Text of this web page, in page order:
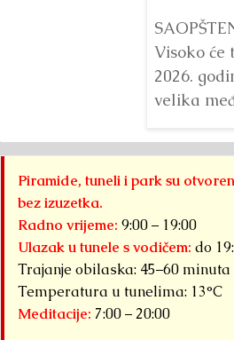
Visoko će
2026.
velika
pod
Detaljnije
Piramide, tuneli i park su
bez izuzetka.
Radno vrijeme: 9:00 – 19:00
Ulazak u tunele s vodičem: do
Trajanje obilaska: 45–60 minuta
Temperatura u tunelima: 13°C
Meditacije: 7:00 – 20:00